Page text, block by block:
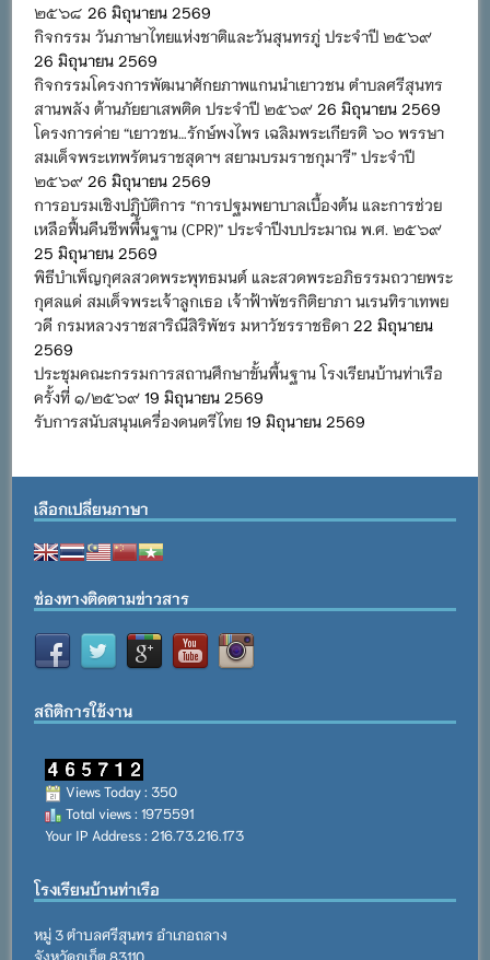
๒๕๖๘ 26 มิถุนายน 2569
กิจกรรม วันภาษาไทยแห่งชาติและวันสุนทรภู่ ประจำปี ๒๕๖๙
26 มิถุนายน 2569
กิจกรรมโครงการพัฒนาศักยภาพแกนนำเยาวชน ตำบลศรีสุนทร
สานพลัง ต้านภัยยาเสพติด ประจำปี ๒๕๖๙ 26 มิถุนายน 2569
โครงการค่าย “เยาวชน…รักษ์พงไพร เฉลิมพระเกียรติ ๖๐ พรรษา
สมเด็จพระเทพรัตนราชสุดาฯ สยามบรมราชกุมารี” ประจำปี
๒๕๖๙ 26 มิถุนายน 2569
การอบรมเชิงปฏิบัติการ “การปฐมพยาบาลเบื้องต้น และการช่วย
เหลือฟื้นคืนชีพพื้นฐาน (CPR)” ประจำปีงบประมาณ พ.ศ. ๒๕๖๙
25 มิถุนายน 2569
พิธีบำเพ็ญกุศลสวดพระพุทธมนต์ และสวดพระอภิธรรมถวายพระ
กุศลแด่ สมเด็จพระเจ้าลูกเธอ เจ้าฟ้าพัชรกิติยาภา นเรนทิราเทพย
วดี กรมหลวงราชสาริณีสิริพัชร มหาวัชรราชธิดา 22 มิถุนายน
2569
ประชุมคณะกรรมการสถานศึกษาขั้นพื้นฐาน โรงเรียนบ้านท่าเรือ
ครั้งที่ ๑/๒๕๖๙ 19 มิถุนายน 2569
รับการสนับสนุนเครื่องดนตรีไทย 19 มิถุนายน 2569
เลือกเปลี่ยนภาษา
ช่องทางติดตามข่าวสาร
สถิติการใช้งาน
Views Today : 350
Total views : 1975591
Your IP Address : 216.73.216.173
โรงเรียนบ้านท่าเรือ
หมู่ 3 ตำบลศรีสุนทร อำเภอถลาง
จังหวัดภูเก็ต 83110